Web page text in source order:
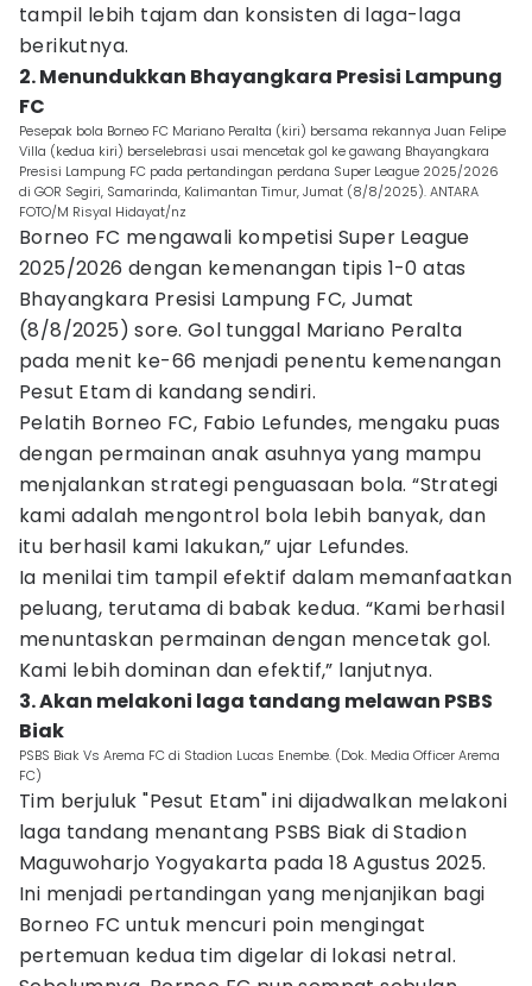
tampil lebih tajam dan konsisten di laga-laga
berikutnya.
2. Menundukkan Bhayangkara Presisi Lampung
FC
Pesepak bola Borneo FC Mariano Peralta (kiri) bersama rekannya Juan Felipe
Villa (kedua kiri) berselebrasi usai mencetak gol ke gawang Bhayangkara
Presisi Lampung FC pada pertandingan perdana Super League 2025/2026
di GOR Segiri, Samarinda, Kalimantan Timur, Jumat (8/8/2025). ANTARA
FOTO/M Risyal Hidayat/nz
Borneo FC mengawali kompetisi Super League
2025/2026 dengan kemenangan tipis 1-0 atas
Bhayangkara Presisi Lampung FC, Jumat
(8/8/2025) sore. Gol tunggal Mariano Peralta
pada menit ke-66 menjadi penentu kemenangan
Pesut Etam di kandang sendiri.
Pelatih Borneo FC, Fabio Lefundes, mengaku puas
dengan permainan anak asuhnya yang mampu
menjalankan strategi penguasaan bola. “Strategi
kami adalah mengontrol bola lebih banyak, dan
itu berhasil kami lakukan,” ujar Lefundes.
Ia menilai tim tampil efektif dalam memanfaatkan
peluang, terutama di babak kedua. “Kami berhasil
menuntaskan permainan dengan mencetak gol.
Kami lebih dominan dan efektif,” lanjutnya.
3. Akan melakoni laga tandang melawan PSBS
Biak
PSBS Biak Vs Arema FC di Stadion Lucas Enembe. (Dok. Media Officer Arema
FC)
Tim berjuluk "Pesut Etam" ini dijadwalkan melakoni
laga tandang menantang PSBS Biak di Stadion
Maguwoharjo Yogyakarta pada 18 Agustus 2025.
Ini menjadi pertandingan yang menjanjikan bagi
Borneo FC untuk mencuri poin mengingat
pertemuan kedua tim digelar di lokasi netral.